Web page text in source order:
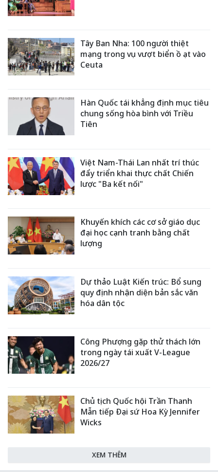
Tây Ban Nha: 100 người thiệt
mạng trong vụ vượt biển ồ ạt vào
Ceuta
Hàn Quốc tái khẳng định mục tiêu
chung sống hòa bình với Triều
Tiên
Việt Nam-Thái Lan nhất trí thúc
đẩy triển khai thực chất Chiến
lược "Ba kết nối"
Khuyến khích các cơ sở giáo dục
đại học cạnh tranh bằng chất
lượng
Dự thảo Luật Kiến trúc: Bổ sung
quy định nhận diện bản sắc văn
hóa dân tộc
Công Phượng gặp thử thách lớn
trong ngày tái xuất V-League
2026/27
Chủ tịch Quốc hội Trần Thanh
Mẫn tiếp Đại sứ Hoa Kỳ Jennifer
Wicks
XEM THÊM